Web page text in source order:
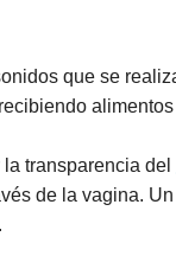
que se
transparencia del
de la vagina.